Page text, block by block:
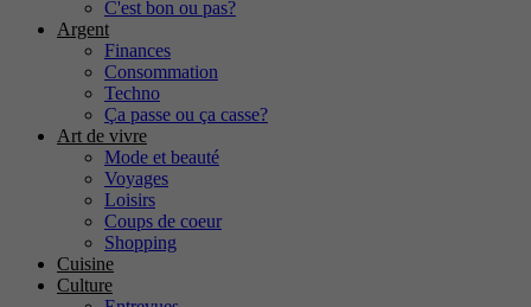
C'est bon ou pas?
Argent
Finances
Consommation
Techno
Ça passe ou ça casse?
Art de vivre
Mode et beauté
Voyages
Loisirs
Coups de coeur
Shopping
Cuisine
Culture